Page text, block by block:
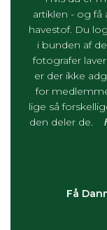
artiklen - og
havestof. Du
i bunden af
fotografer
er der ikke
for
lige så
den deler de.
Få